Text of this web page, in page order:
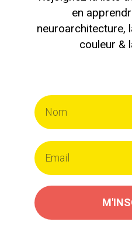
en
neuroarchitecture,
couleur &